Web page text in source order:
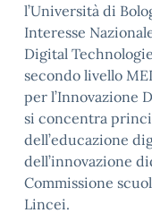
l’Università di
Interesse
Digital
secondo livello
per l’Innovazione
si concentra
dell’educazione
dell’innovazione
Commissione
Lincei.